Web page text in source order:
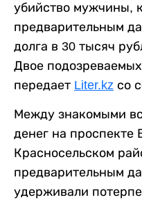
убийство мужчины,
предварительным
долга в 30 тысяч
Двое
передает Liter.kz со
Между знакомыми
денег на проспекте
Красносельском
предварительным
удерживали